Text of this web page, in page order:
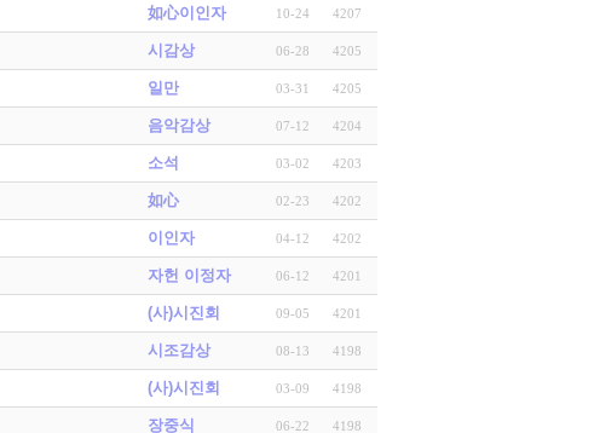
如心이인자 10-24 4207
시감상 06-28 4205
일만 03-31 4205
음악감상 07-12 4204
소석 03-02 4203
如心 02-23 4202
이인자 04-12 4202
자헌 이정자 06-12 4201
(사)시진회 09-05 4201
시조감상 08-13 4198
(사)시진회 03-09 4198
장중식 06-22 4198